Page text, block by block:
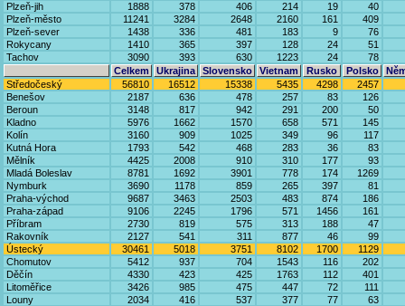
Plzeň-jih
1888 378 406 214 19
40
Plzeň-město
11241 3284 2648 2160 161
409
Plzeň-sever
1438 336 481 183 9
76
Rokycany
1410 365 397 128 24
51
Tachov
3090 393 630 1223 24
78
Celkem
Ukrajina Slovensko Vietnam Rusko Polsko
Středočeský
56810 16512 15338 5435 4298
2457
Benešov
2187 636 478 257 83
126
Beroun
3148 817 942 291 200
50
Kladno
5976 1662 1570 658 571
145
Kolín
3160 909 1025 349 96
117
Kutná Hora
1793 542 468 283 36
83
Mělník
4425 2008 910 310 177
93
Mladá Boleslav
8781 1692 3901 778 174
1269
Nymburk
3690 1178 859 265 397
81
Praha-východ
9687 3463 2503 483 874
186
Praha-západ
9106 2245 1796 571 1456
161
Příbram
2730 819 575 313 188
47
Rakovník
2127 541 311 877 46
99
Ústecký
30461 5018 3751 8102 1700
1129
Chomutov
5412 937 704 1543 116
202
Děčín
4330 423 425 1763 112
401
Litoměřice
3426 985 475 447 72
111
Louny
2034 416 537 377 77
63